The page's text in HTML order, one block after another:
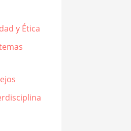
y Ética